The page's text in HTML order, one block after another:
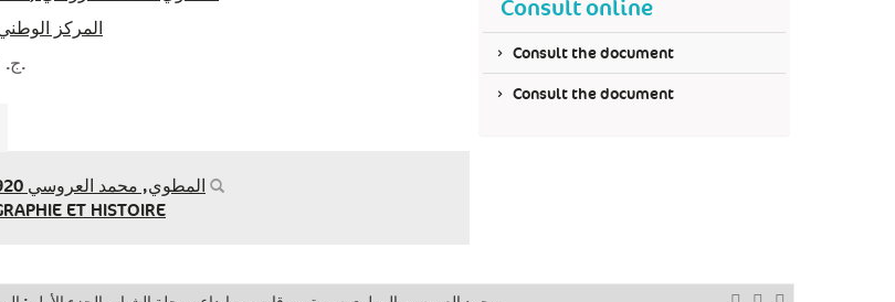
المركز
ج. 1، الورقات الشعرية‏ -- ‏ج. 2، الورقات النثرية.
المطوي, محمد العروسي‏ ‏1920 م-2005م
ET HISTOIRE
Consult online
Consult the document
Consult the document